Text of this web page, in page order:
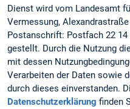
Dienst wird vom Landesamt
Vermessung,
Postanschrift: Postfach 22 14
gestellt. Durch die Nutzung
mit dessen
Verarbeiten der Daten sowie
durch dieses einverstanden.
Datenschutzerklärung finden